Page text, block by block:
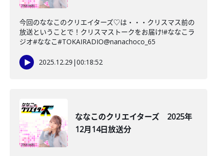
今回のななこのクリエイターズ♡は・・・クリスマス前の
放送ということで！クリスマストークをお届け!#ななこラ
ジオ#ななこ#TOKAIRADIO@nanachoco_65
2025.12.29 |00:18:52
ななこのクリエイターズ 2025年
12月14日放送分